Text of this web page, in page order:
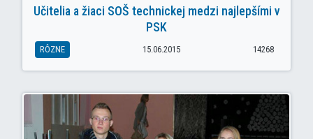
Učitelia a žiaci SOŠ technickej medzi najlepšími v
PSK
RÔZNE 15.06.2015 14268